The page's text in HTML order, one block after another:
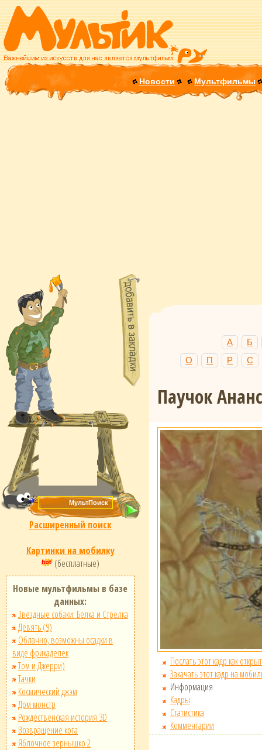
Новости Мультфильмы
Расширенный поиск
Картинки на мобилку
(бесплатные)
Новые мультфильмы в базе
данных:
Звёздные собаки: Белка и Стрелка
Девять (9)
Облачно, возможны осадки в
виде фрикаделек
Том и Джерри)
Тачки
Космический джэм
Дом монстр
Рождественская история 3D
Возвращение кота
Яблочное зернышко 2
А
Б
О
П Р С
Паучок
Послать этот кадр как
Закачать этот кадр на
Информация
Кадры
Статистика
Комментарии